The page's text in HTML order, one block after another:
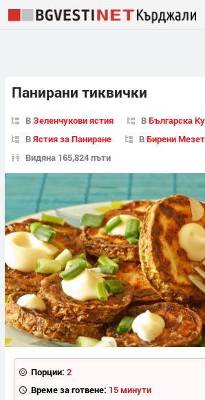
Панирани тиквички
ВЗеленчукови ястия ВБългарска
ВЯстия за Паниране ВБирени
Видяна 165,824 пъти
Порции: 2
Време за готвене: 15 минути